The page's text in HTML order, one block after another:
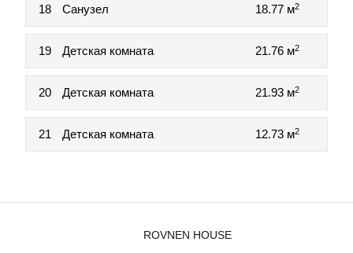
18 Санузел 18.77 м2
19 Детская комната 21.76 м2
20 Детская комната 21.93 м2
21 Детская комната 12.73 м2
ROVNEN HOUSE